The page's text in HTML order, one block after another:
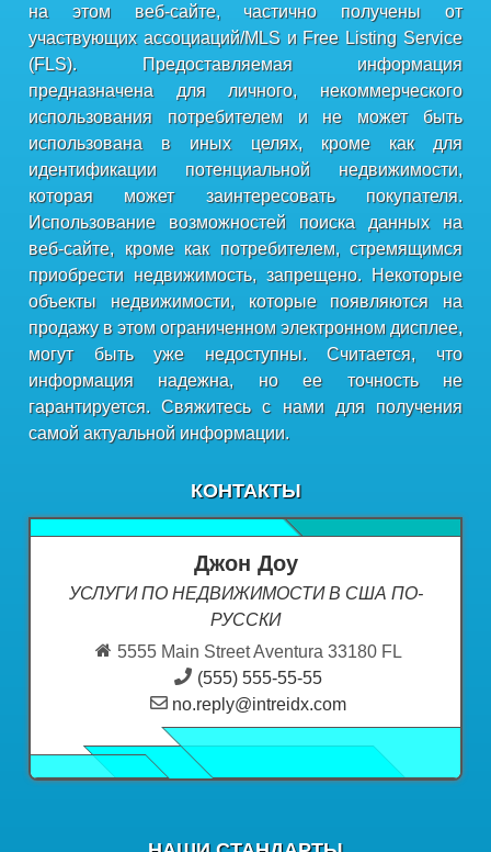
на этом веб-сайте, частично получены от
участвующих ассоциаций/MLS и Free Listing Service
(FLS). Предоставляемая информация
предназначена для личного, некоммерческого
использования потребителем и не может быть
использована в иных целях, кроме как для
идентификации потенциальной недвижимости,
которая может заинтересовать покупателя.
Использование возможностей поиска данных на
веб-сайте, кроме как потребителем, стремящимся
приобрести недвижимость, запрещено. Некоторые
объекты недвижимости, которые появляются на
продажу в этом ограниченном электронном дисплее,
могут быть уже недоступны. Считается, что
информация надежна, но ее точность не
гарантируется. Свяжитесь с нами для получения
самой актуальной информации.
КОНТАКТЫ
Джон Доу
УСЛУГИ ПО НЕДВИЖИМОСТИ В США ПО-
РУССКИ
5555 Main Street Aventura 33180 FL
(555) 555-55-55
no.reply@intreidx.com